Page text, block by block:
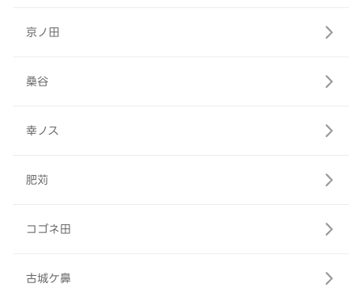
京ノ田
桑谷
幸ノス
肥苅
コゴネ田
古城ケ鼻